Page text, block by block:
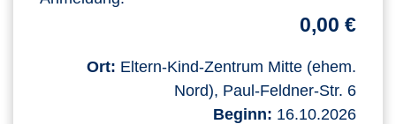
0,00 €
Ort: Eltern-Kind-Zentrum Mitte (ehem.
Nord), Paul-Feldner-Str. 6
Beginn: 16.10.2026